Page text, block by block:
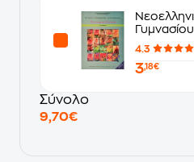
4.3
3,18€
Σύνολο
9,70€